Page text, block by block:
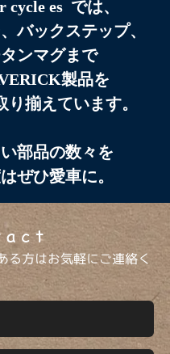
cycle es では、​
バックステップ、
ンマグまで
製品を
り揃えています。
部品の数々を
ぜひ愛車に。
c t
る方はお気軽にご連絡く